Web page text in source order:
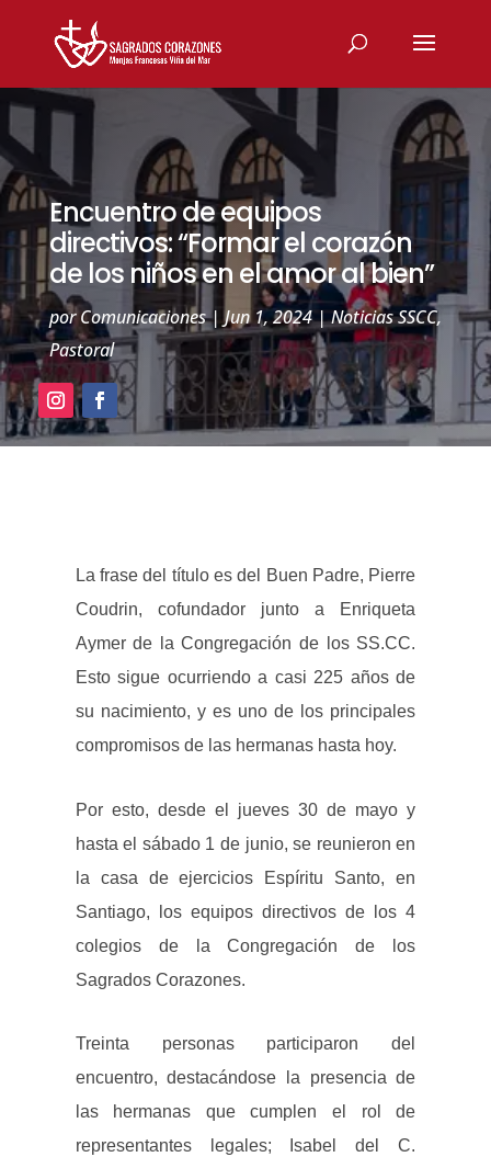
Encuentro de equipos
directivos: “Formar el corazón
de los niños en el amor al bien”
porComunicaciones| Jun 1, 2024|Noticias SSCC,
Pastoral
La frase del título es del Buen Padre, Pierre
Coudrin, cofundador junto a Enriqueta
Aymer de la Congregación de los SS.CC.
Esto sigue ocurriendo a casi 225 años de
su nacimiento, y es uno de los principales
compromisos de las hermanas hasta hoy.
Por esto, desde el jueves 30 de mayo y
hasta el sábado 1 de junio, se reunieron en
la casa de ejercicios Espíritu Santo, en
Santiago, los equipos directivos de los 4
colegios de la Congregación de los
Sagrados Corazones.
Treinta personas participaron del
encuentro, destacándose la presencia de
las hermanas que cumplen el rol de
representantes legales; Isabel del C.